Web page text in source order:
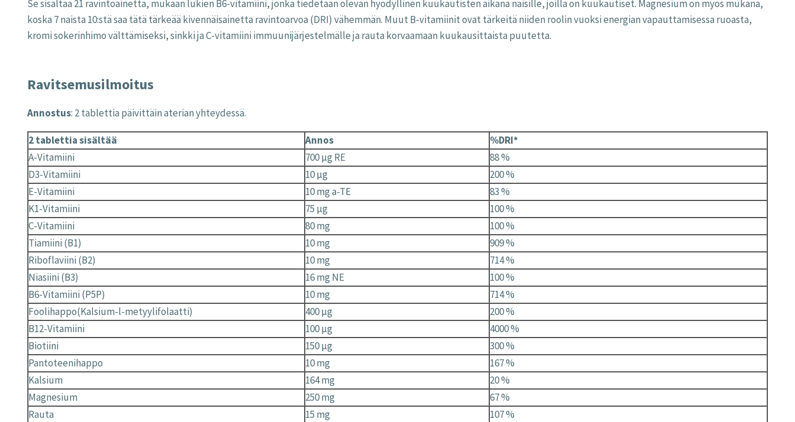
Se sisältää 21 ravintoainetta, mukaan lukien B6-vitamiini, jonka tiedetään olevan hyödyllinen kuukautisten aikana naisille, joilla on kuukautiset. Magnesium on myös mukana,
koska 7 naista 10:stä saa tätä tärkeää kivennäisainetta ravintoarvoa (DRI) vähemmän. Muut B-vitamiinit ovat tärkeitä niiden roolin vuoksi energian vapauttamisessa ruoasta,
kromi sokerinhimo välttämiseksi, sinkki ja C-vitamiini immuunijärjestelmälle ja rauta korvaamaan kuukausittaista puutetta.
Ravitsemusilmoitus
Annostus: 2 tablettia päivittäin aterian yhteydessä.
2 tablettia sisältää Annos
%DRI*
A-Vitamiini
700 µg RE
88 %
D3-Vitamiini
10 µg
200 %
E-Vitamiini
10 mg a-TE
83 %
K1-Vitamiini
75 µg
100 %
C-Vitamiini
80 mg
100 %
Tiamiini (B1)
10 mg
909 %
Riboflaviini (B2)
10 mg
714 %
Niasiini (B3)
16 mg NE
100 %
B6-Vitamiini (P5P)
10 mg
714 %
Foolihappo(Kalsium-l-metyylifolaatti)
400 µg
200 %
B12-Vitamiini
100 µg
4000 %
Biotiini
150 µg
300 %
Pantoteenihappo
10 mg
167 %
Kalsium
164 mg
20 %
Magnesium
250 mg
67 %
Rauta
15 mg
107 %